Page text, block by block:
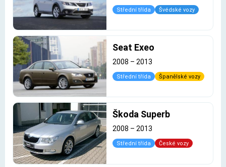
Střední třída Švédské vozy
Seat Exeo
2008 – 2013
Střední třída Španělské vozy
Škoda Superb
2008 – 2013
Střední třída České vozy